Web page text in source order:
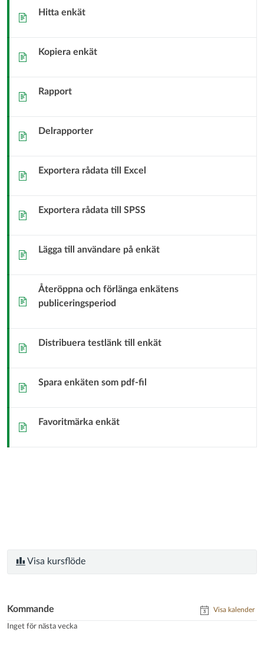
Sida Hitta enkät
Sida Kopiera enkät
Sida Rapport
Sida Delrapporter
Sida Exportera rådata till Excel
Sida Exportera rådata till SPSS
Sida Lägga till användare på enkät
Sida
Återöppna och förlänga enkätens
publiceringsperiod
Sida Distribuera testlänk till enkät
Sida Spara enkäten som pdf-fil
Sida Favoritmärka enkät
Visa kursflöde
Kommande Visa kalender
Inget för nästa vecka